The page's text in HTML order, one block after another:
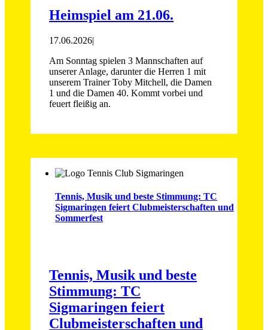
Heimspiel am 21.06.
17.06.2026|
Am Sonntag spielen 3 Mannschaften auf
unserer Anlage, darunter die Herren 1 mit
unserem Trainer Toby Mitchell, die Damen
1 und die Damen 40. Kommt vorbei und
feuert fleißig an.
Tennis, Musik und beste Stimmung: TC
Sigmaringen feiert Clubmeisterschaften und
Sommerfest
Tennis, Musik und beste
Stimmung: TC
Sigmaringen feiert
Clubmeisterschaften und